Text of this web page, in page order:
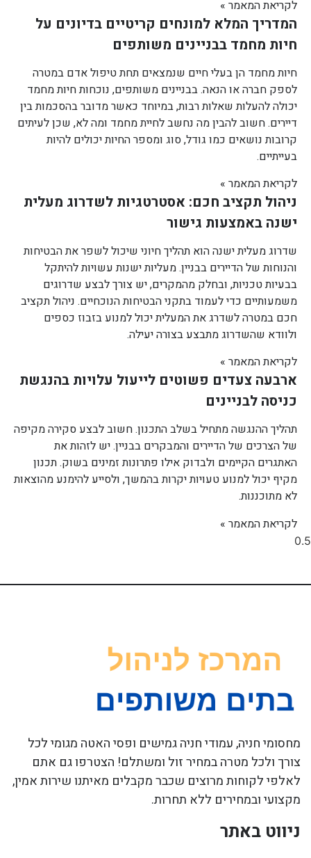
לקריאת המאמר »
המדריך המלא למונחים קריטיים בדיונים על
חיות מחמד בבניינים משותפים
חיות מחמד הן בעלי חיים שנמצאים תחת טיפול אדם במטרה
לספק חברה או הנאה. בבניינים משותפים, נוכחות חיות מחמד
יכולה להעלות שאלות רבות, במיוחד כאשר מדובר בהסכמות בין
דיירים. חשוב להבין מה נחשב לחיית מחמד ומה לא, שכן לעיתים
קרובות נושאים כמו גודל, סוג ומספר החיות יכולים להיות
בעייתיים.
לקריאת המאמר »
ניהול תקציב חכם: אסטרטגיות לשדרוג מעלית
ישנה באמצעות גישור
שדרוג מעלית ישנה הוא תהליך חיוני שיכול לשפר את הבטיחות
והנוחות של הדיירים בבניין. מעליות ישנות עשויות להיתקל
בבעיות טכניות, ובחלק מהמקרים, יש צורך לבצע שדרוגים
משמעותיים כדי לעמוד בתקני הבטיחות הנוכחיים. ניהול תקציב
חכם במטרה לשדרג את המעלית יכול למנוע בזבוז כספים
ולוודא שהשדרוג מתבצע בצורה יעילה.
לקריאת המאמר »
ארבעה צעדים פשוטים לייעול עלויות בהנגשת
כניסה לבניינים
תהליך ההנגשה מתחיל בשלב התכנון. חשוב לבצע סקירה מקיפה
של הצרכים של הדיירים והמבקרים בבניין. יש לזהות את
האתגרים הקיימים ולבדוק אילו פתרונות זמינים בשוק. תכנון
מקיף יכול למנוע טעויות יקרות בהמשך, ולסייע להימנע מהוצאות
לא מתוכננות.
לקריאת המאמר »
מחסומי חניה, עמודי חניה גמישים ופסי האטה מגומי לכל
צורך ולכל מטרה במחיר זול ומשתלם! הצטרפו גם אתם
לאלפי לקוחות מרוצים שכבר מקבלים מאיתנו שירות אמין,
מקצועי ובמחירים ללא תחרות.
ניווט באתר